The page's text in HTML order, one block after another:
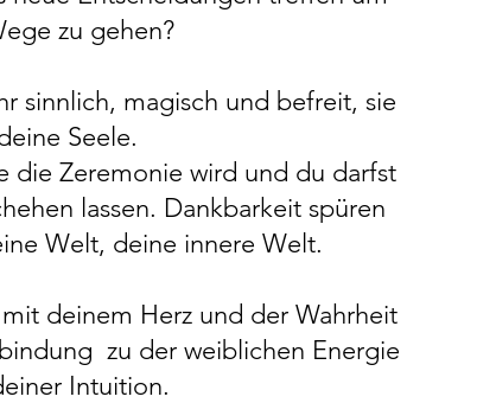
zu gehen?
sinnlich, magisch und befreit, sie
Seele.
die Zeremonie wird und du darfst
lassen. Dankbarkeit spüren
Welt, deine innere Welt.
deinem Herz und der Wahrheit
zu der weiblichen Energie
Intuition.